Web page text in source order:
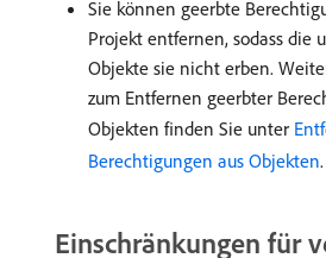
Sie können geerbte
Projekt entfernen, sodass die
Objekte sie nicht erben.
zum Entfernen geerbter
Objekten finden Sie unter
Berechtigungen aus Objekten.
Einschränkungen für